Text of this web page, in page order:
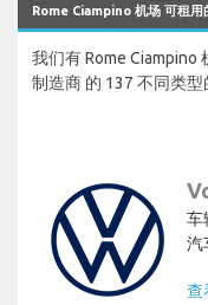
Rome Ciampino 机场 可租用
我们有 Rome Ciampino
制造商 的 137 不同类型
车
汽
查